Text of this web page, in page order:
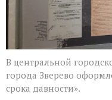
В центральной
города Зверево
срока давности».